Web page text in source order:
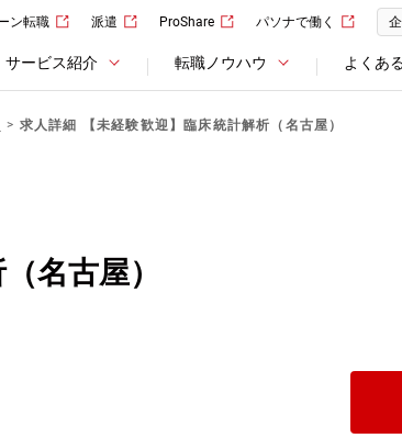
ン転職 派遣 ProShare パソナで働く
サービス紹介 転職ノウハウ よくあ
求人詳細 【未経験歓迎】臨床統計解析（名古屋）
名古屋）